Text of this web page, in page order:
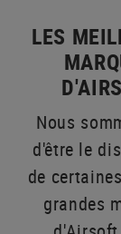
LES
Nous
d'être le
de
grandes